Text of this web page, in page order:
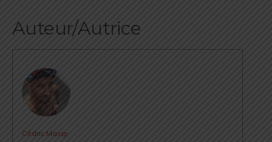
Auteur/Autrice
Cédric Masip